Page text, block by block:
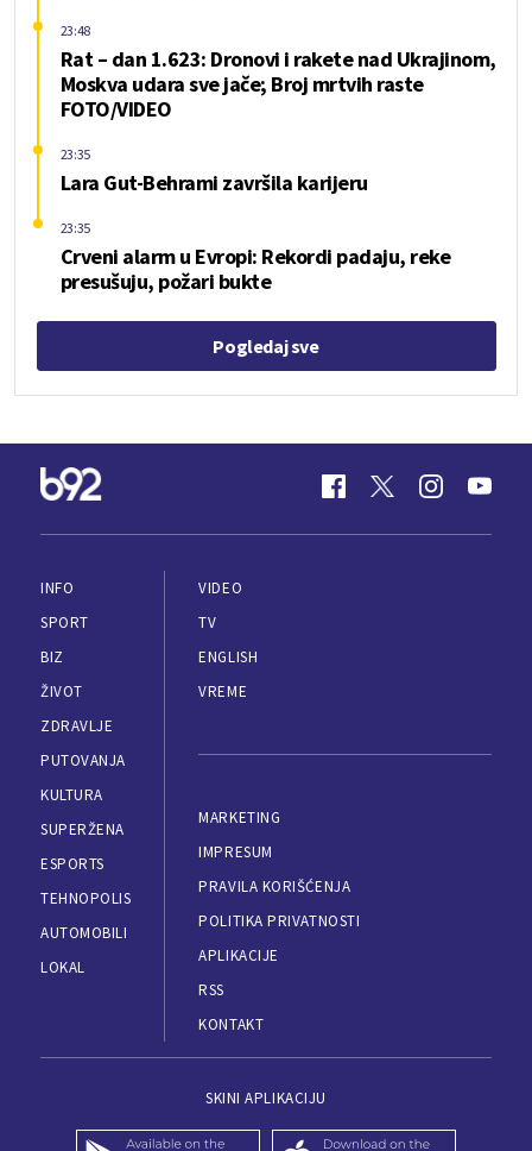
Rat – dan 1.623: Dronovi i rakete nad Ukrajinom,
Moskva udara sve jače; Broj mrtvih raste
FOTO/VIDEO
23:48
Lara Gut-Behrami završila karijeru
23:35
Crveni alarm u Evropi: Rekordi padaju, reke
presušuju, požari bukte
23:35
Pogledaj sve
INFO
SPORT
BIZ
ŽIVOT
ZDRAVLJE
PUTOVANJA
KULTURA
SUPERŽENA
ESPORTS
TEHNOPOLIS
AUTOMOBILI
LOKAL
VIDEO
TV
ENGLISH
VREME
MARKETING
IMPRESUM
PRAVILA KORIŠĆENJA
POLITIKA PRIVATNOSTI
APLIKACIJE
RSS
KONTAKT
SKINI APLIKACIJU